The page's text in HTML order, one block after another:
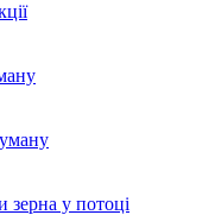
зерна у потоці